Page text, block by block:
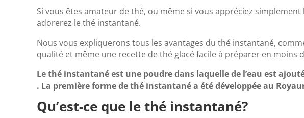
Si vous êtes amateur de thé, ou même si vous appréciez
adorerez le thé instantané.
Nous vous expliquerons tous les avantages du thé instantané,
qualité et même une recette de thé glacé facile à préparer en moins
Le thé instantané est une poudre dans laquelle de l’eau est
. La première forme de thé instantané a été développée au
Qu’est-ce que le thé instantané?